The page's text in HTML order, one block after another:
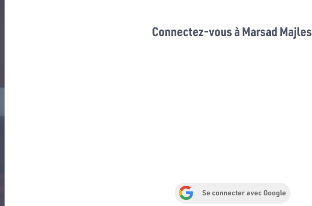
Connectez-vous à Marsad Majles
Se connecter avec Google